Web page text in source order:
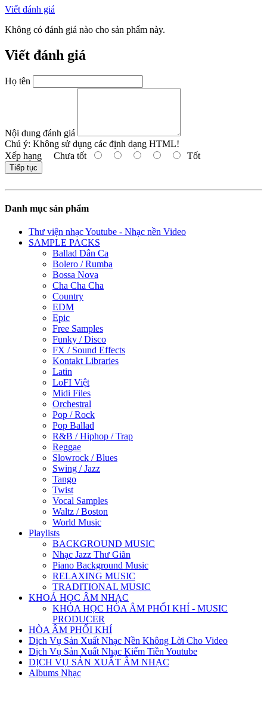
Viết đánh giá
Không có đánh giá nào cho sản phẩm này.
Viết đánh giá
Họ tên
Nội dung đánh giá
Chú ý: Không sử dụng các định dạng HTML!
Xếp hạng Chưa tốt Tốt
Tiếp tục
Danh mục sản phẩm
Thư viện nhạc Youtube - Nhạc nền Video
SAMPLE PACKS
Ballad Dân Ca
Bolero / Rumba
Bossa Nova
Cha Cha Cha
Country
EDM
Epic
Free Samples
Funky / Disco
FX / Sound Effects
Kontakt Libraries
Latin
LoFI Việt
Midi Files
Orchestral
Pop / Rock
Pop Ballad
R&B / Hiphop / Trap
Reggae
Slowrock / Blues
Swing / Jazz
Tango
Twist
Vocal Samples
Waltz / Boston
World Music
Playlists
BACKGROUND MUSIC
Nhạc Jazz Thư Giãn
Piano Background Music
RELAXING MUSIC
TRADITIONAL MUSIC
KHOÁ HỌC ÂM NHẠC
KHÓA HỌC HÒA ÂM PHỐI KHÍ - MUSIC
PRODUCER
HÒA ÂM PHỐI KHÍ
Dịch Vụ Sản Xuất Nhạc Nền Không Lời Cho Video
Dịch Vụ Sản Xuất Nhạc Kiếm Tiền Youtube
DỊCH VỤ SẢN XUẤT ÂM NHẠC
Albums Nhạc